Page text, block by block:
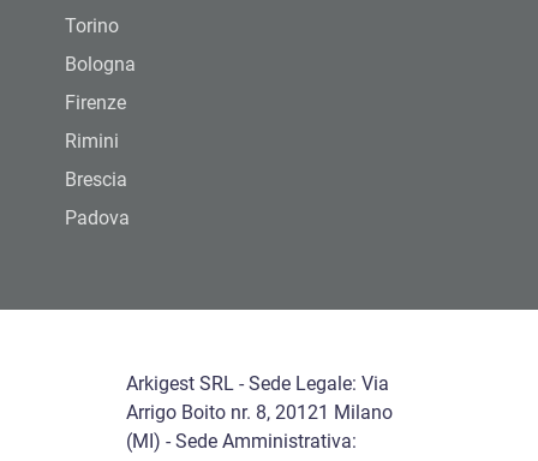
Torino
Bologna
Firenze
Rimini
Brescia
Padova
Arkigest SRL - Sede Legale: Via
Arrigo Boito nr. 8, 20121 Milano
(MI) - Sede Amministrativa: